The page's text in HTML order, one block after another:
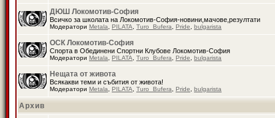
ДЮШ Локомотив-София
Всичко за школата на Локомотив-София-новини,мачове,резултати
Модератори Metala PILATA Turo_Bufera Pride bulgarista
ОСК Локомотив-София
Спорта в Обединени Спортни Клубове Локомотив-София
Модератори Metala PILATA Turo_Bufera Pride bulgarista
Нещата от живота
Всякакви теми и събития от живота!
Модератори Metala PILATA Turo_Bufera Pride bulgarista
Архив